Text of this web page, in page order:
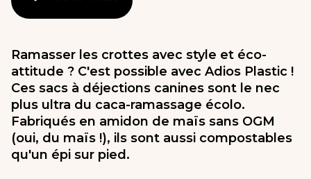
Ramasser les crottes avec style et éco-
attitude ? C'est possible avec Adios Plastic !
Ces sacs à déjections canines sont le nec
plus ultra du caca-ramassage écolo.
Fabriqués en amidon de maïs sans OGM
(oui, du maïs !), ils sont aussi compostables
qu'un épi sur pied.